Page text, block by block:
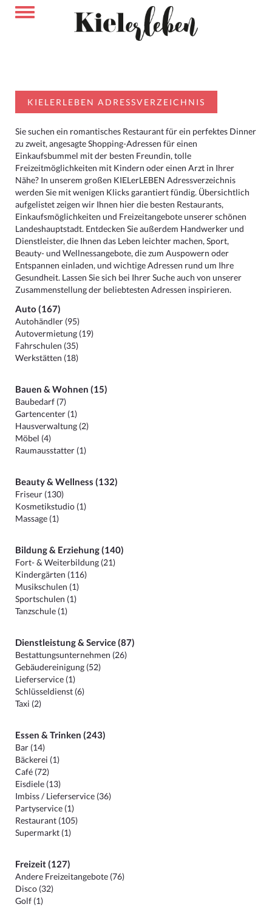
KIELERLEBEN ADRESSVERZEICHNIS
Sie suchen ein romantisches Restaurant für ein perfektes Dinner
zu zweit, angesagte Shopping-Adressen für einen
Einkaufsbummel mit der besten Freundin, tolle
Freizeitmöglichkeiten mit Kindern oder einen Arzt in Ihrer
Nähe? In unserem großen KIELerLEBEN Adressverzeichnis
werden Sie mit wenigen Klicks garantiert fündig. Übersichtlich
aufgelistet zeigen wir Ihnen hier die besten Restaurants,
Einkaufsmöglichkeiten und Freizeitangebote unserer schönen
Landeshauptstadt. Entdecken Sie außerdem Handwerker und
Dienstleister, die Ihnen das Leben leichter machen, Sport,
Beauty- und Wellnessangebote, die zum Auspowern oder
Entspannen einladen, und wichtige Adressen rund um Ihre
Gesundheit. Lassen Sie sich bei Ihrer Suche auch von unserer
Zusammenstellung der beliebtesten Adressen inspirieren.
Auto (167)
Autohändler (95)
Autovermietung (19)
Fahrschulen (35)
Werkstätten (18)
Bauen & Wohnen (15)
Baubedarf (7)
Gartencenter (1)
Hausverwaltung (2)
Möbel (4)
Raumausstatter (1)
Beauty & Wellness (132)
Friseur (130)
Kosmetikstudio (1)
Massage (1)
Bildung & Erziehung (140)
Fort- & Weiterbildung (21)
Kindergärten (116)
Musikschulen (1)
Sportschulen (1)
Tanzschule (1)
Dienstleistung & Service (87)
Bestattungsunternehmen (26)
Gebäudereinigung (52)
Lieferservice (1)
Schlüsseldienst (6)
Taxi (2)
Essen & Trinken (243)
Bar (14)
Bäckerei (1)
Café (72)
Eisdiele (13)
Imbiss / Lieferservice (36)
Partyservice (1)
Restaurant (105)
Supermarkt (1)
Freizeit (127)
Andere Freizeitangebote (76)
Disco (32)
Golf (1)